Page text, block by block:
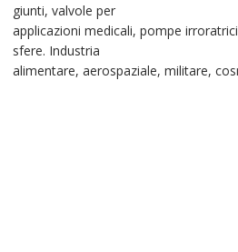
giunti, valvole per
applicazioni medicali, pompe
sfere. Industria
alimentare, aerospaziale, militare,